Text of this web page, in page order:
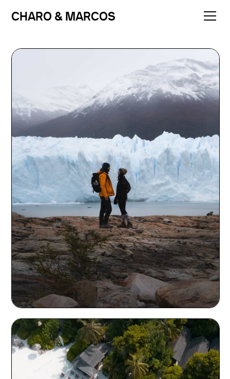
CHARO & MARCOS